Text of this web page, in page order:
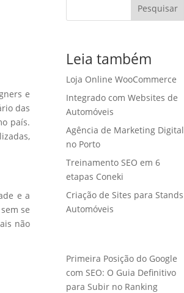
e
das
país.
e a
se
não
Pesquisar
Leia também
Loja Online WooCommerce
Integrado com Websites de
Automóveis
Agência de Marketing Digital
no Porto
Treinamento SEO em 6
etapas Coneki
Criação de Sites para Stands
Automóveis
Primeira Posição do Google
com SEO: O Guia Definitivo
para Subir no Ranking